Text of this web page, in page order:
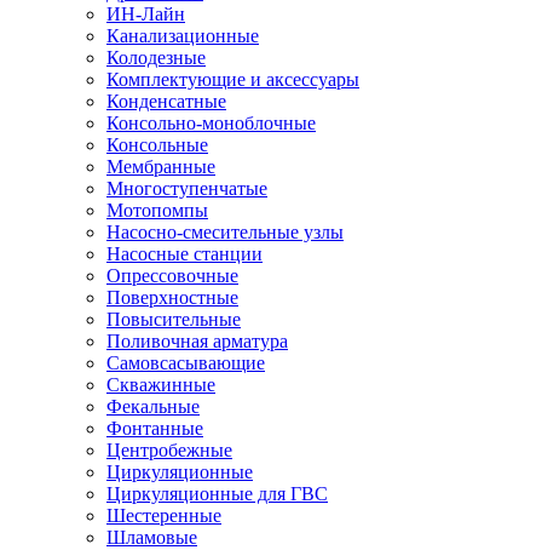
ИН-Лайн
Канализационные
Колодезные
Комплектующие и аксессуары
Конденсатные
Консольно-моноблочные
Консольные
Мембранные
Многоступенчатые
Мотопомпы
Насосно-смесительные узлы
Насосные станции
Опрессовочные
Поверхностные
Повысительные
Поливочная арматура
Самовсасывающие
Скважинные
Фекальные
Фонтанные
Центробежные
Циркуляционные
Циркуляционные для ГВС
Шестеренные
Шламовые